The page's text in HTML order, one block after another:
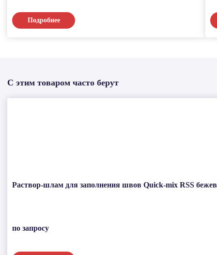
Подробнее
С этим товаром часто берут
Раствор-шлам для заполнения швов Quick-mix RSS
по запросу